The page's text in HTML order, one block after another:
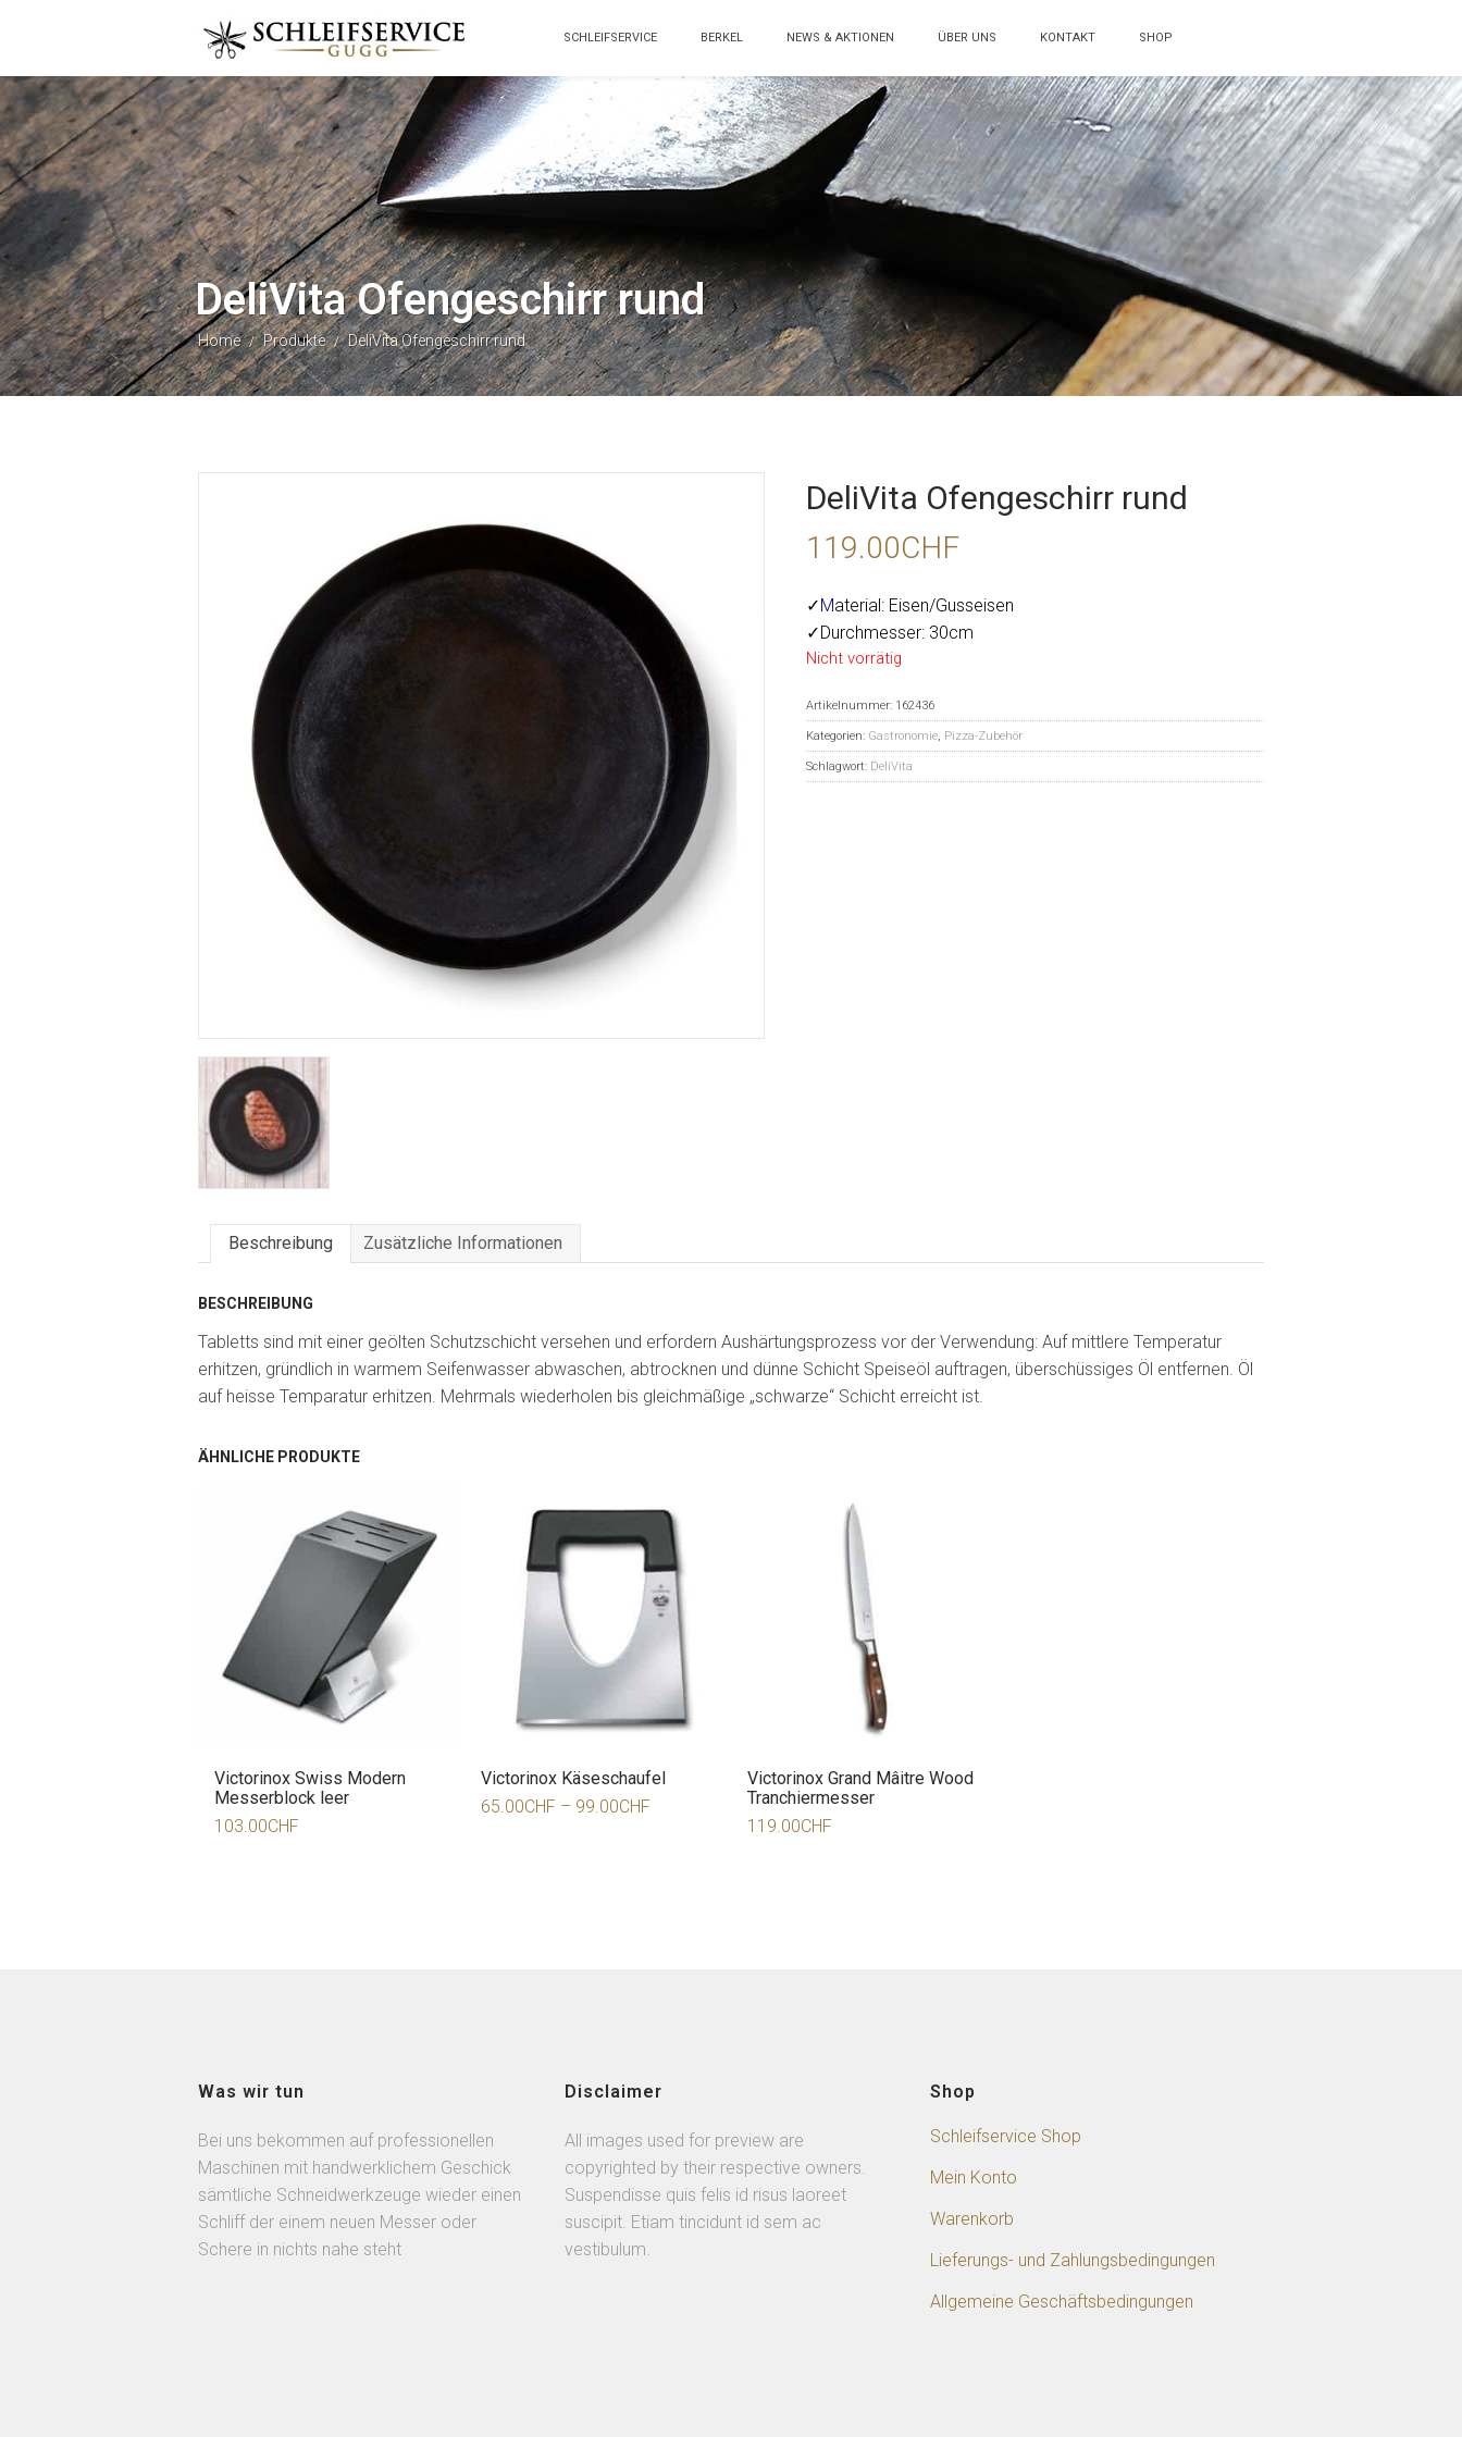
SCHLEIFSERVICE BERKEL NEWS & AKTIONEN ÜBER UNS KONTAKT SHOP
DeliVita Ofengeschirr rund
Home / Produkte / DeliVita Ofengeschirr rund
DeliVita Ofengeschirr rund
119.00CHF
✓Material: Eisen/Gusseisen
✓Durchmesser: 30cm
Nicht vorrätig
Artikelnummer: 162436
Kategorien: Gastronomie, Pizza-Zubehör
Schlagwort: DeliVita
Beschreibung Zusätzliche Informationen
BESCHREIBUNG
Tabletts sind mit einer geölten Schutzschicht versehen und erfordern Aushärtungsprozess vor der Verwendung: Auf mittlere Temperatur
erhitzen, gründlich in warmem Seifenwasser abwaschen, abtrocknen und dünne Schicht Speiseöl auftragen, überschüssiges Öl entfernen. Öl
auf heisse Temparatur erhitzen. Mehrmals wiederholen bis gleichmäßige „schwarze“ Schicht erreicht ist.
ÄHNLICHE PRODUKTE
Victorinox Swiss Modern
Messerblock leer
103.00CHF
Victorinox Käseschaufel
65.00CHF – 99.00CHF
Victorinox Grand Mâitre Wood
Tranchiermesser
119.00CHF
Was wir tun
Bei uns bekommen auf professionellen
Maschinen mit handwerklichem Geschick
sämtliche Schneidwerkzeuge wieder einen
Schliff der einem neuen Messer oder
Schere in nichts nahe steht
Disclaimer
All images used for preview are
copyrighted by their respective owners.
Suspendisse quis felis id risus laoreet
suscipit. Etiam tincidunt id sem ac
vestibulum.
Shop
Schleifservice Shop
Mein Konto
Warenkorb
Lieferungs- und Zahlungsbedingungen
Allgemeine Geschäftsbedingungen